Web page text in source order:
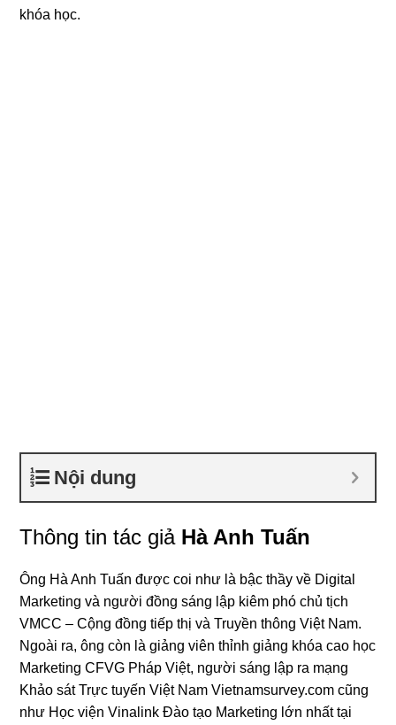
khóa học.
Nội dung
Thông tin tác giả Hà Anh Tuấn
Ông Hà Anh Tuấn được coi như là bậc thầy về Digital
Marketing và người đồng sáng lập kiêm phó chủ tịch
VMCC – Cộng đồng tiếp thị và Truyền thông Việt Nam.
Ngoài ra, ông còn là giảng viên thỉnh giảng khóa cao học
Marketing CFVG Pháp Việt, người sáng lập ra mạng
Khảo sát Trực tuyến Việt Nam Vietnamsurvey.com cũng
như Học viện Vinalink Đào tạo Marketing lớn nhất tại